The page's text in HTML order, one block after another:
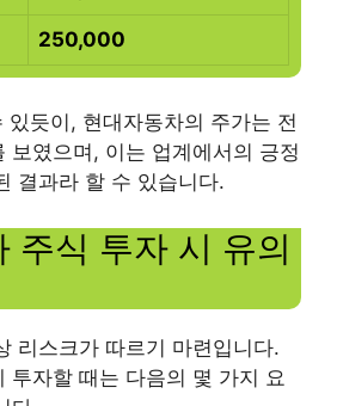
250,000
있듯이, 현대자동차의 주가는 전
보였으며, 이는 업계에서의 긍정
결과라 할 수 있습니다.
주식 투자 시 유의
리스크가 따르기 마련입니다.
투자할 때는 다음의 몇 가지 요